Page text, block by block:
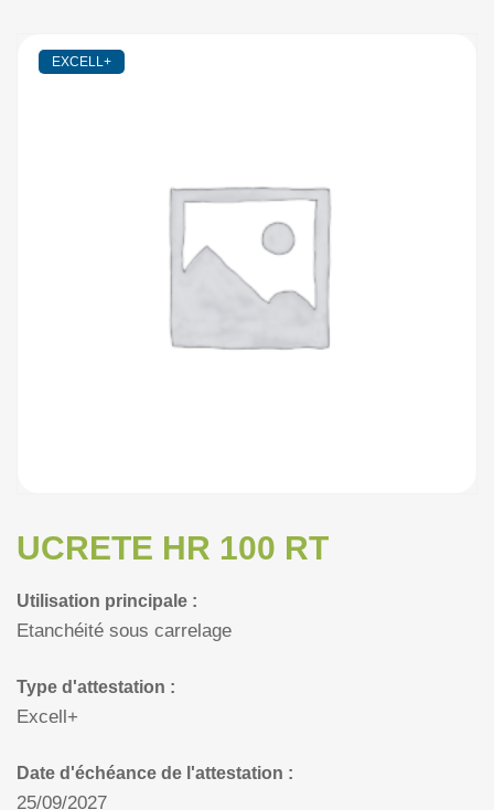
EXCELL+
UCRETE HR 100 RT
Utilisation principale :
Etanchéité sous carrelage
Type d'attestation :
Excell+
Date d'échéance de l'attestation :
25/09/2027